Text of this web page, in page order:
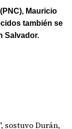
Mauricio
también se
Salvador.
sostuvo Durán,